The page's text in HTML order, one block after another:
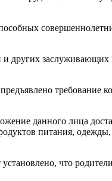
и других
требование
данного лица
питания,
что